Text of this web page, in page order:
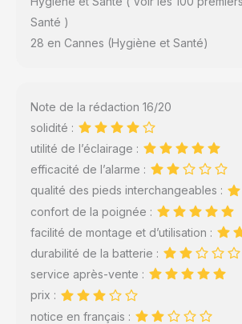
Santé )
28 en Cannes (Hygiène et Santé)
Note de la rédaction 16/20
solidité :
utilité de l’éclairage :
efficacité de l’alarme :
qualité des pieds interchangeables :
confort de la poignée :
facilité de montage et d’utilisation :
durabilité de la batterie :
service après-vente :
prix :
notice en français :